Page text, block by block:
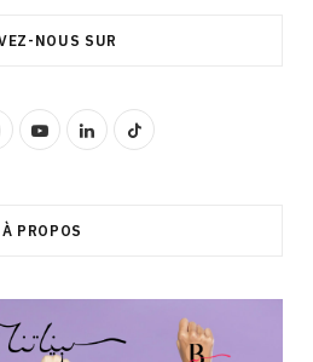
NOUS SUR
g
Y
u
b
L
e
d
T
o
À PROPOS